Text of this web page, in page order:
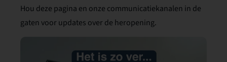
Hou deze pagina en onze communicatiekanalen in de
gaten voor updates over de heropening.